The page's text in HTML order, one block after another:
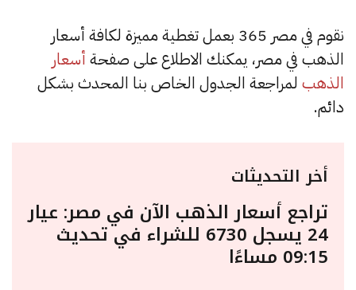
نقوم في مصر 365 بعمل تغطية مميزة لكافة أسعار
الذهب في مصر، يمكنك الاطلاع على صفحة أسعار
الذهب لمراجعة الجدول الخاص بنا المحدث بشكل
دائم.
أخر التحديثات
تراجع أسعار الذهب الآن في مصر: عيار
24 يسجل 6730 للشراء في تحديث
09:15 مساءًا